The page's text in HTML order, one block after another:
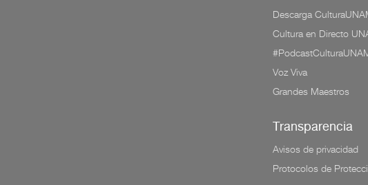
Descarga
Cultura en Directo
Voz Viva
Grandes Maestros
Transparencia
Avisos de privacidad
Protocolos de